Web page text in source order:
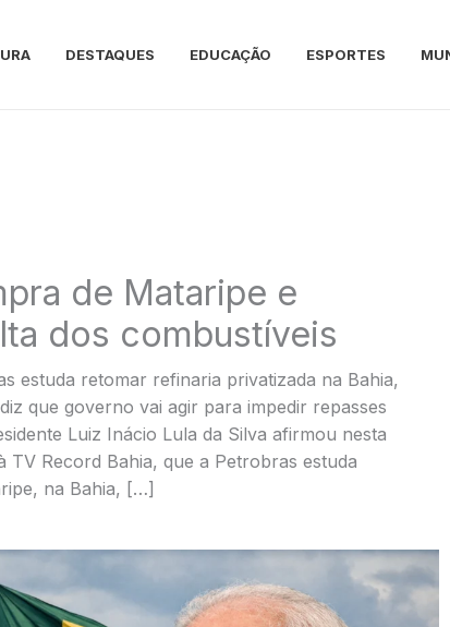
DESTAQUES EDUCAÇÃO ESPORTES
de Mataripe e
dos combustíveis
estuda retomar refinaria privatizada na Bahia,
que governo vai agir para impedir repasses
Luiz Inácio Lula da Silva afirmou nesta
TV Record Bahia, que a Petrobras estuda
na Bahia, […]